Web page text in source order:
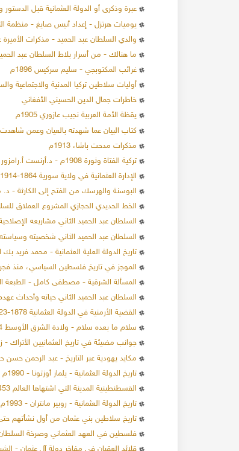
عبرة وذكرى أو الدولة العثمانية قبل الدستور
يوميات هرتزل - إعداد أنيس صايغ - منظمة
والدي السلطان عبد الحميد - مذكرات الأميرة
ما هنالك - من أسرار بلاط السلطان عبد الحميد -
غرائب المكتوبجي - سليم سركيس 1896م
أوليات سلاطين تركيا المدنية والاجتماعية
خاطرات جمال الدين الحسيني الأفغاني
يقظة الأمة العربية نجيب عازوري 1905م
كتاب البيان عما شهدته بالعيان وعمن
مذكرات مدحت باشا، 1913م
تركية الفتاة وثورة 1908م - د.أرنست أ.رامزور
الإدارة العثمانية في ولاية سورية 1864-1914م - عبد العزيز محمد العوض
البوسنة والهرسك من الفتح إلى الكارثة -
الخط الحديدي الحجازي المشروع العملاق
السلطان عبد الحميد الثاني مشاريعه
السلطان عبد الحميد الثاني شخصيته
تاريخ الدولة العلية العثمانية - محمد فريد بك
الموجز في تاريخ فلسطين السياسي، منذ فجر التاريخ حتى
المسألة الشرقية - مصطفى كامل - الطبعة الأولى
السلطان عبد الحميد الثاني حياته وأحداث عهده
القضية الأرمنية في الدولة العثمانية 1878-1923م - د. محمد رفعت الإمام
سلام ما بعده سلام - ولادة الشرق الأوسط 1914-1922م - دافيد فرومكين
جوانب مضيئة في تاريخ العثمانيين الأتراك -
مكايد يهودية عبر التاريخ - عبد الرحمن حسن
تاريخ الدولة العثمانية - يلماز أوزتونا - 1990م - الجزئين مدمجين
القسطنطينية المدينة التي اشتهاها العالم 1453-1924م - فيليب مانسل - الجزئين الأول والثاني
تاريخ الدولة العثمانية - روبير مانتران - 1993م - الجزئين مدمجين
تاريخ سلاطين بني عثمان من أول نشأتهم
فلسطين في العهد العثماني وصرخة
القوات التركية وحلفاءها الألمان من
تعدادهم قد وصل إلى عشرة آلاف جندي
عشر ألف جندي تركي، وحوالي اثنا عشر
موالين للعثمانيينالمزيد